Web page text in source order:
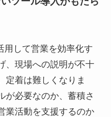
用して営業を効率化す
、現場への説明が不十
定着は難しくなりま
が必要なのか、蓄積さ
業活動を支援するのか